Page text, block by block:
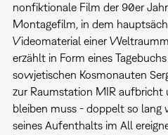
nonfiktionale Film der 90er
Montagefilm, in dem
Videomaterial einer
erzählt in Form eines
sowjetischen Kosmonauten
zur Raumstation MIR
bleiben muss - doppelt so lang
seines Aufenthalts im All